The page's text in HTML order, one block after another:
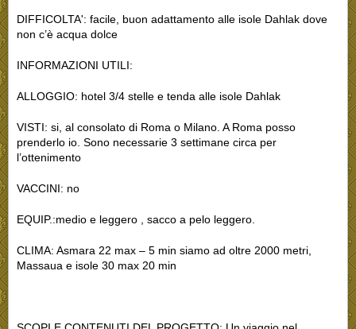
DIFFICOLTA': facile, buon adattamento alle isole Dahlak dove
non c’è acqua dolce
INFORMAZIONI UTILI:
ALLOGGIO: hotel 3/4 stelle e tenda alle isole Dahlak
VISTI: si, al consolato di Roma o Milano. A Roma posso
prenderlo io. Sono necessarie 3 settimane circa per
l’ottenimento
VACCINI: no
EQUIP.:medio e leggero , sacco a pelo leggero.
CLIMA: Asmara 22 max – 5 min siamo ad oltre 2000 metri,
Massaua e isole 30 max 20 min